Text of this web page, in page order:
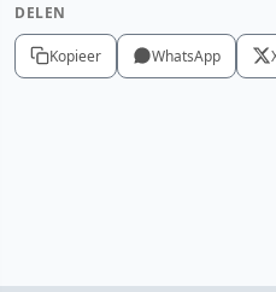
DELEN
Kopieer WhatsApp